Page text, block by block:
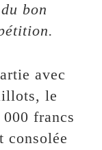
bon
avec
le
francs
consolée